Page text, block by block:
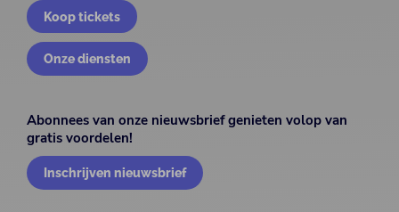
Koop tickets
Onze diensten
Abonnees van onze nieuwsbrief genieten volop van
gratis voordelen!
Inschrijven nieuwsbrief